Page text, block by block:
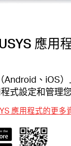
應用
Android、iOS）
式設定和管理
應用程式的更多